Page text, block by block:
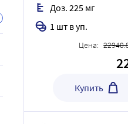
Доз. 225 мг
1 шт в уп.
Цена:
Купить